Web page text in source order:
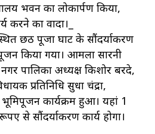
भवन का लोकार्पण किया,
करने का वादा।_
छठ पूजा घाट के सौंदर्याकरण
किया गया। आमला सारनी
पालिका अध्यक्ष किशोर बरदे,
प्रतिनिधि सुधा चंद्रा,
भूमिपूजन कार्यक्रम हुआ। यहां 1
से सौंदर्याकरण कार्य होगा।